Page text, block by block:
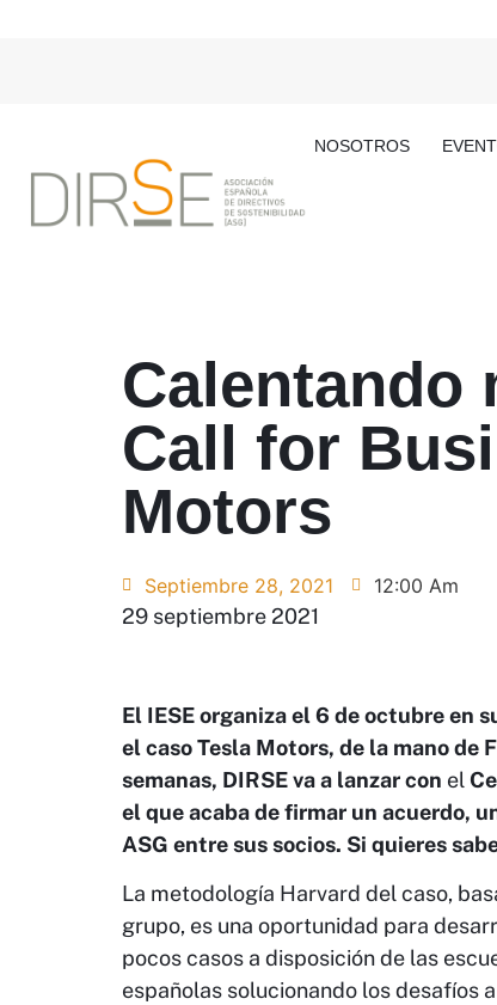
NOSOTROS
Calentando
Call for
Motors
Septiembre 28, 2021 12:00 Am
29 septiembre 2021
El IESE organiza el 6 de octubre en
el caso Tesla Motors, de la mano de
semanas, DIRSE va a lanzar con el
el que acaba de firmar un acuerdo,
ASG entre sus socios. Si quieres
La metodología Harvard del caso,
grupo, es una oportunidad para
pocos casos a disposición de las
españolas solucionando los desafíos